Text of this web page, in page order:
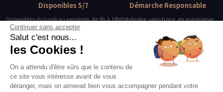
Disponibles 5/7
Disponibles du lundi au vendredi, de 9h à 18h
Des guides-explorateurs
Démarche Responsable
Ephémère, sans trace, en autonomie.
Matériel de qualité
Testé, éprouvé, certifié.
À propos
Continuer sans accepter
Salut c'est nous...
les Cookies !
On a attendu d'être sûrs que le contenu de
ce site vous intéresse avant de vous
déranger, mais on aimerait bien vous accompagner pendant votre